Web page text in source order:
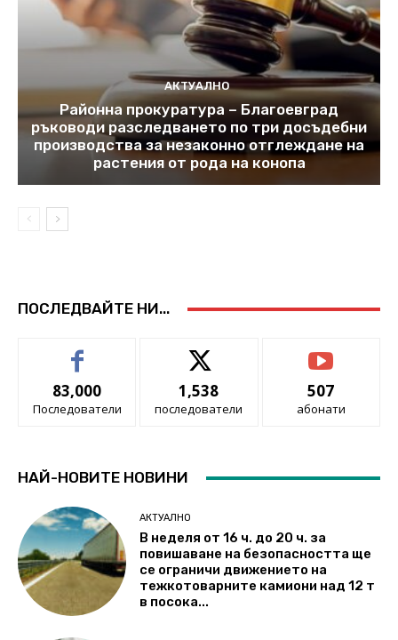
АКТУАЛНО
Районна прокуратура – Благоевград
ръководи разследването по три досъдебни
производства за незаконно отглеждане на
растения от рода на конопа
ПОСЛЕДВАЙТЕ НИ...
83,000
Последователи
1,538
последователи
507
абонати
НАЙ-НОВИТЕ НОВИНИ
АКТУАЛНО
В неделя от 16 ч. до 20 ч. за
повишаване на безопасността ще
се ограничи движението на
тежкотоварните камиони над 12 т
в посока...